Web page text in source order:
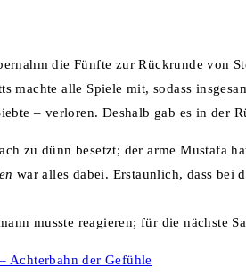
die Fünfte zur Rückrunde von
machte alle Spiele mit, sodass
– verloren. Deshalb gab es in der
zu dünn besetzt; der arme Mustafa
war alles dabei. Erstaunlich, dass bei
musste reagieren; für die nächste
Achterbahn der Gefühle